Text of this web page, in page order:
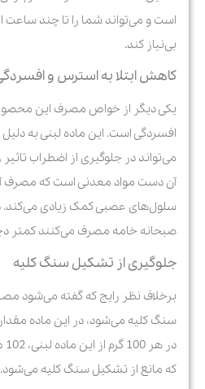
است و می‌تواند شما را تا چند
بی‌نیاز کند.
کاهش ابتلا به استرس و
یکی دیگر از خواص مصرف این محصول
آن دست مواد معدنی است که مصرف
سلول‌های عصبی کمک زیادی می‌کند.
صبحانه خامه مصرف می‌کنند کمتر
جلوگیری از تشکیل سنگ کلیه
برخلاف نظر رایج که گفته می‌شود
سنگ کلیه می‌شود، در این ماده
که مانع از تشکیل سنگ کلیه می‌شود.